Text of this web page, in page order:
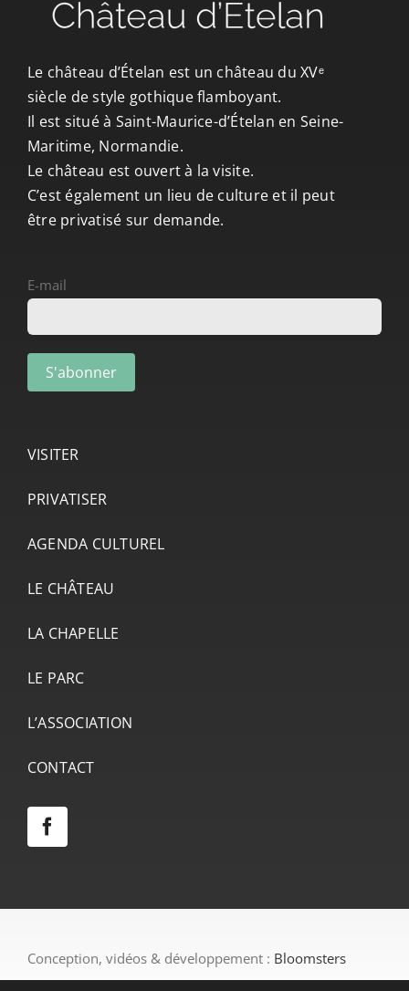
Le château d’Ételan est un château du XVᵉ
siècle de style gothique flamboyant.
Il est situé à Saint-Maurice-d’Ételan en Seine-
Maritime, Normandie.
Le château est ouvert à la visite.
C’est également un lieu de culture et il peut
être privatisé sur demande.
E-mail
VISITER
PRIVATISER
AGENDA CULTUREL
LE CHÂTEAU
LA CHAPELLE
LE PARC
L’ASSOCIATION
CONTACT
Conception, vidéos & développement : Bloomsters